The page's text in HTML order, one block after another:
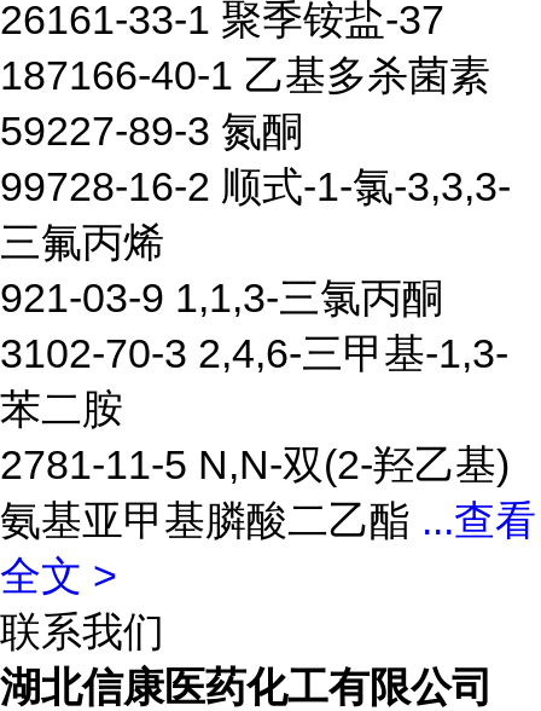
26161-33-1 聚季铵盐-37
187166-40-1 乙基多杀菌素
59227-89-3 氮酮
99728-16-2 顺式-1-氯-3,3,3-
三氟丙烯
921-03-9 1,1,3-三氯丙酮
3102-70-3 2,4,6-三甲基-1,3-
苯二胺
2781-11-5 N,N-双(2-羟乙基)
氨基亚甲基膦酸二乙酯 ...查看
全文 >
联系我们
湖北信康医药化工有限公司